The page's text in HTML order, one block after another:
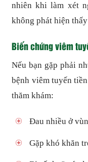
nhiên khi làm xét
không phát hiện
Biến chứng viêm
Nếu bạn gặp phải
bệnh viêm tuyến
thăm khám:
Đau nhiều ở
Gặp khó khăn